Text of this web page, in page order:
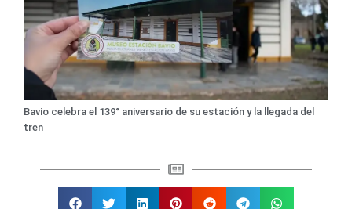
Bavio celebra el 139° aniversario de su estación y la llegada del
tren